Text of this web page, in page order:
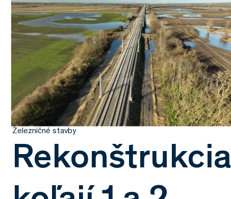
Železničné stavby
Rekonštrukcia